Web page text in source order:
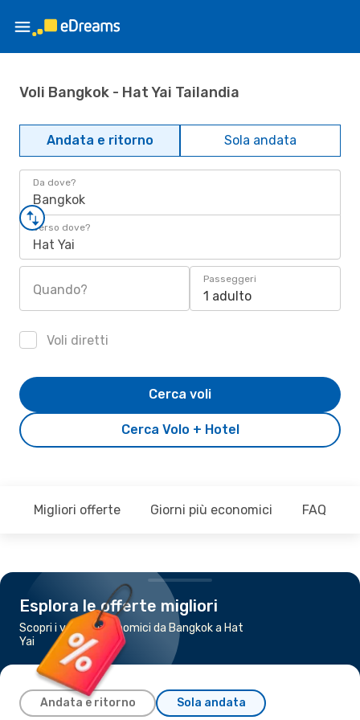
Voli Bangkok - Hat Yai Tailandia
Andata e ritorno Sola andata
Da dove?
Bangkok
Verso dove?
Hat Yai
Quando?
Passeggeri
1 adulto
Voli diretti
Cerca Volo + Hotel
Cerca voli
Migliori offerte Giorni più economici FAQ
Esplora le offerte migliori
Scopri i voli più economici da Bangkok a Hat
Yai
Andata e ritorno Sola andata